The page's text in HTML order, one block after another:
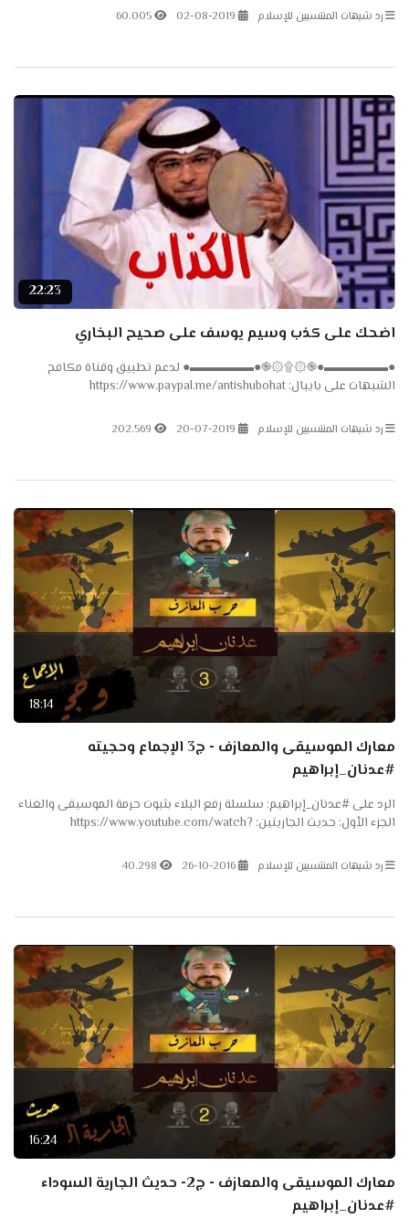
رد شبهات المنتسبين للإسلام 02-08-2019
60.005
22:23
اضحك على كذب وسيم يوسف على صحيح البخاري
●▬▬▬▬▬●֎۞۩۞֎●▬▬▬▬▬● لدعم تطبيق وقناة مكافح
الشبهات على بايبال: https://www.paypal.me/antishubohat
الشبهات على باتريون:
رد شبهات المنتسبين للإسلام 20-07-2019
202.569
18:14
معارك الموسيقى والمعازف - ج3 الإجماع وحجيته
#عدنان_إبراهيم
الرد على #عدنان_إبراهيم: سلسلة رفع البلاء بثبوت حرمة الموسيقى والغناء
الجزء الأول: حديث الجاريتين: https://www.youtube.com/watch?
رد شبهات المنتسبين للإسلام 26-10-2016
40.298
16:24
معارك الموسيقى والمعازف - ج2- حديث الجارية السوداء
#عدنان_إبراهيم